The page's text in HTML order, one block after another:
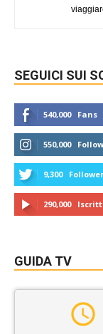
SEGUICI SUI
540,000 Fans
550,000
9,300 Follower
290,000
GUIDA TV